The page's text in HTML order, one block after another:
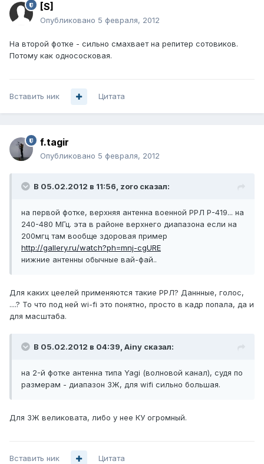
[S]
Опубликовано 5 февраля, 2012
На второй фотке - сильно смахвает на репитер сотовиков.
Потому как однососковая.
Вставить ник Цитата
f.tagir
Опубликовано 5 февраля, 2012
В 05.02.2012 в 11:56, zoro сказал:
на первой фотке, верхняя антенна военной РРЛ Р-419... на
240-480 МГц. эта в районе верхнего диапазона если на
200мгц там вообще здоровая пример
http://gallery.ru/watch?ph=mnj-cgURE
нижние антенны обычные вай-фай..
Для каких цеелей применяются такие РРЛ? Даннные, голос,
....? То что под ней wi-fi это понятно, просто в кадр попала, да и
для масштаба.
В 05.02.2012 в 04:39, Ainy сказал:
на 2-й фотке антенна типа Yagi (волновой канал), судя по
размерам - диапазон 3Ж, для wifi сильно большая.
Для 3Ж великовата, либо у нее КУ огромный.
Вставить ник Цитата